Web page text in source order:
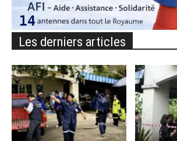
Les derniers articles